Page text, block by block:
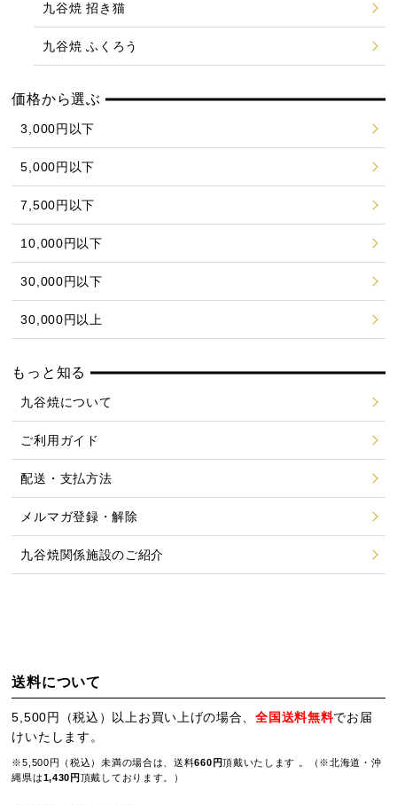
九谷焼 招き猫
九谷焼 ふくろう
価格から選ぶ
3,000円以下
5,000円以下
7,500円以下
10,000円以下
30,000円以下
30,000円以上
もっと知る
九谷焼について
ご利用ガイド
配送・支払方法
メルマガ登録・解除
九谷焼関係施設のご紹介
送料について
5,500円（税込）以上お買い上げの場合、全国送料無料でお届
けいたします。
※5,500円（税込）未満の場合は、送料660円頂戴いたします 。（※北海道・沖
縄県は1,430円 頂戴しております。）